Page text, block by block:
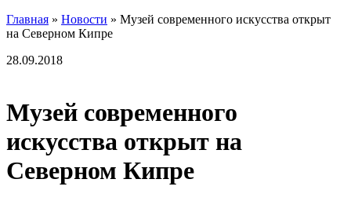
Главная » Новости » Музей современного искусства открыт
на Северном Кипре
28.09.2018
Музей современного
искусства открыт на
Северном Кипре